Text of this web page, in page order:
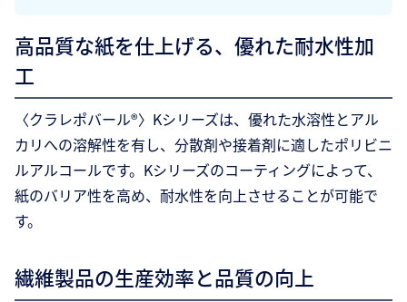
高品質な紙を仕上げる、優れた耐水性加
工
〈クラレポバール®〉Kシリーズは、優れた水溶性とアル
カリへの溶解性を有し、分散剤や接着剤に適したポリビニ
ルアルコールです。Kシリーズのコーティングによって、
紙のバリア性を高め、耐水性を向上させることが可能で
す。
繊維製品の生産効率と品質の向上